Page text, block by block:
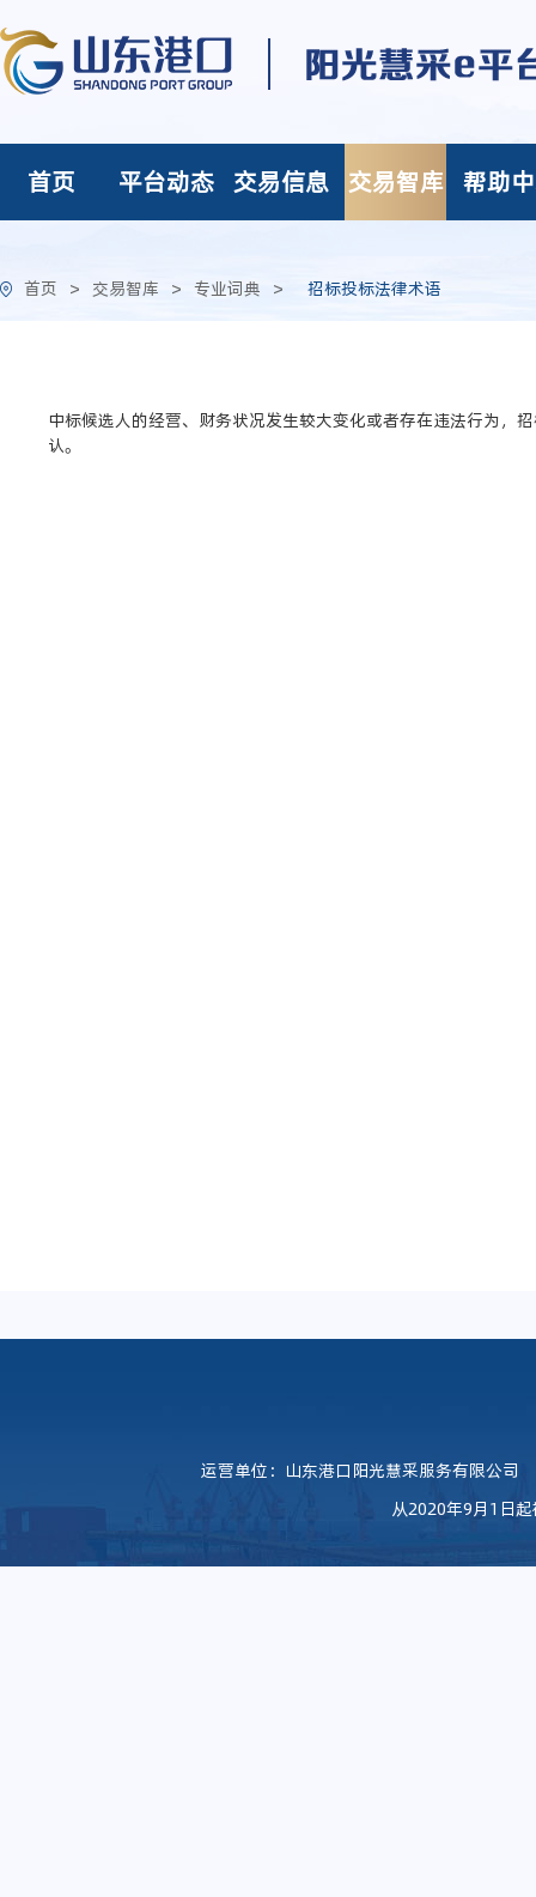
首页 平台动态 交易信息 交易智库 帮助
首页 > 交易智库 > 专业词典 > 招标投标法律术语
中标候选人的经营、财务状况发生较大变化或者存在违法行为，
认。
运营单位：山东港口阳光慧采服务有限公司
从2020年9月1日